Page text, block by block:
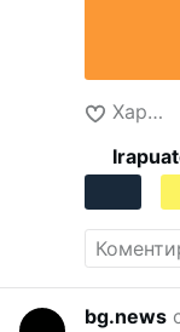
…
Още
Харесване
bg.news